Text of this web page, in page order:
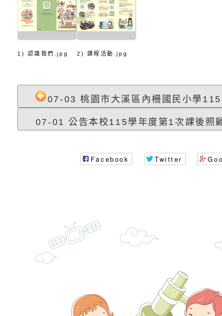
理「普特協作—課程
知能工作坊」
「115年適應運動經
題交流工作坊」活動
轉知教育部國教署生
業發展中心（國立羅
學）辦理「115年度
題融入教學－國民中
（教材）推薦實施計
檢送桃園市政府LED
字稿及LCD託播圖片
檢送桃園市政府LED
字稿及LCD託播影（
國家發展委員會檔案
理本(115)年「春遊
動
檢送桃園市政府家庭
「小桃家4月課程資
姻怎麼翻譯－青少年
代愛在陪伴」、「親
時光」海報
西門國小114學年度
親職教育講座「如何
有關財團法人中華國
礙者中小學生環保繪
辦理115年原住民家
『原原』不絕－親子
桃園市大溪區田心國
理「桃園市115年度
職員及家長特教知能
轉知中華民國全國家
會（以下簡稱全家協
115年國民小學學生
轉知台中市身心障礙
協會辦理「臺中市第
檢送國立臺南大學
1) 認識我們.jpg 2) 課程活動.jpg
07-03 桃園市大溪區內柵國民小學
07-01 公告本校115學年度第1次課後照
Facebook Twitter